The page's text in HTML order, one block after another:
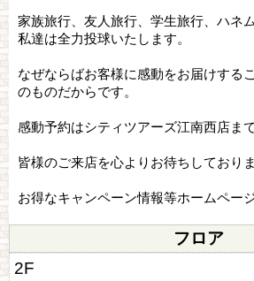
家族旅行、友人旅行、学生旅行、ハネ
私達は全力投球いたします。
なぜならばお客様に感動をお届けする
のものだからです。
感動予約はシティツアーズ江南西店ま
皆様のご来店を心よりお待ちしておりま
お得なキャンペーン情報等ホームペー
フロア
2F